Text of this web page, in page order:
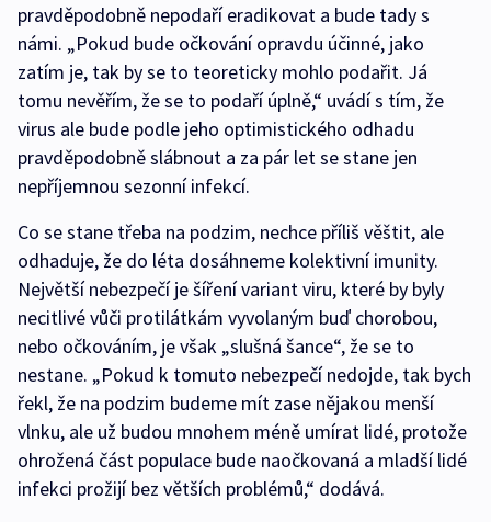
pravděpodobně nepodaří eradikovat a bude tady s
námi. „Pokud bude očkování opravdu účinné, jako
zatím je, tak by se to teoreticky mohlo podařit. Já
tomu nevěřím, že se to podaří úplně,“ uvádí s tím, že
virus ale bude podle jeho optimistického odhadu
pravděpodobně slábnout a za pár let se stane jen
nepříjemnou sezonní infekcí.
Co se stane třeba na podzim, nechce příliš věštit, ale
odhaduje, že do léta dosáhneme kolektivní imunity.
Největší nebezpečí je šíření variant viru, které by byly
necitlivé vůči protilátkám vyvolaným buď chorobou,
nebo očkováním, je však „slušná šance“, že se to
nestane. „Pokud k tomuto nebezpečí nedojde, tak bych
řekl, že na podzim budeme mít zase nějakou menší
vlnku, ale už budou mnohem méně umírat lidé, protože
ohrožená část populace bude naočkovaná a mladší lidé
infekci prožijí bez větších problémů,“ dodává.